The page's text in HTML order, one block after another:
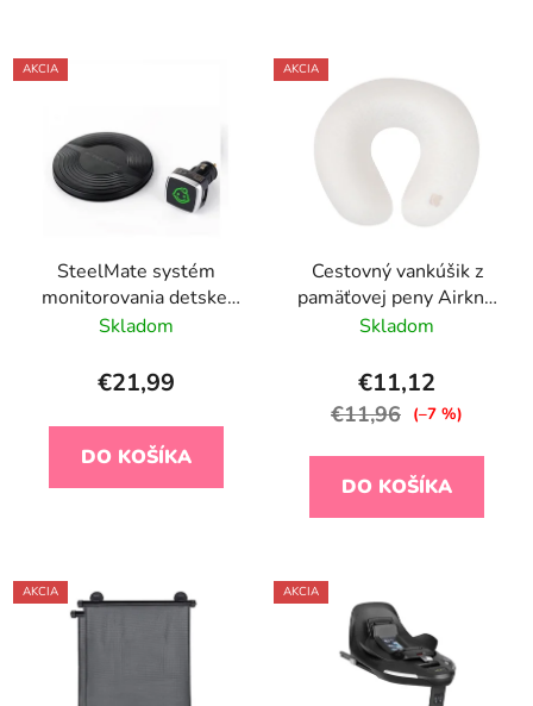
AKCIA
SteelMate systém
monitorovania detskej
autosedačky BSA-1
Skladom
€21,99
DO KOŠÍKA
AKCIA
Cestovný vankúšik z
pamäťovej peny Airknit
White
Skladom
€11,12
€11,96 (–7 %)
DO KOŠÍKA
AKCIA AKCIA